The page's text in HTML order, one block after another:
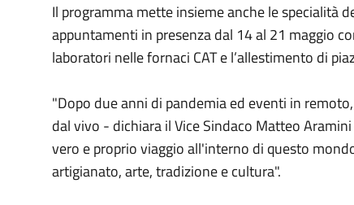
Il programma mette insieme anche le specialità
appuntamenti in presenza dal 14 al 21 maggio
laboratori nelle fornaci CAT e l’allestimento di
"Dopo due anni di pandemia ed eventi in
dal vivo - dichiara il Vice Sindaco Matteo
vero e proprio viaggio all'interno di questo
artigianato, arte, tradizione e cultura".